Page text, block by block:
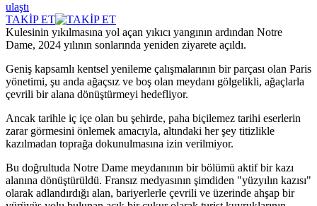
TAKİP ET
Kulesinin yıkılmasına yol açan yıkıcı yangının ardından Notre
Dame, 2024 yılının sonlarında yeniden ziyarete açıldı.
Geniş kapsamlı kentsel yenileme çalışmalarının bir parçası olan Paris
yönetimi, şu anda ağaçsız ve boş olan meydanı gölgelikli, ağaçlarla
çevrili bir alana dönüştürmeyi hedefliyor.
Ancak tarihle iç içe olan bu şehirde, paha biçilemez tarihi eserlerin
zarar görmesini önlemek amacıyla, altındaki her şey titizlikle
kazılmadan toprağa dokunulmasına izin verilmiyor.
Bu doğrultuda Notre Dame meydanının bir bölümü aktif bir kazı
alanına dönüştürüldü. Fransız medyasının şimdiden "yüzyılın kazısı"
olarak adlandırdığı alan, bariyerlerle çevrili ve üzerinde ahşap bir